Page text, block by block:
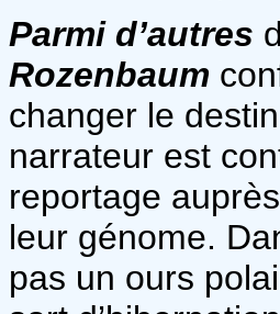
Parmi d’autres
Rozenbaum
changer le
narrateur est
reportage
leur génome.
pas un ours